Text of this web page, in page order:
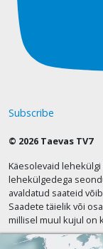
Subscribe
© 2026 Taevas TV7
Käesolevaid
lehekülgedega
avaldatud saateid
Saadete täielik või
millisel muul kujul on